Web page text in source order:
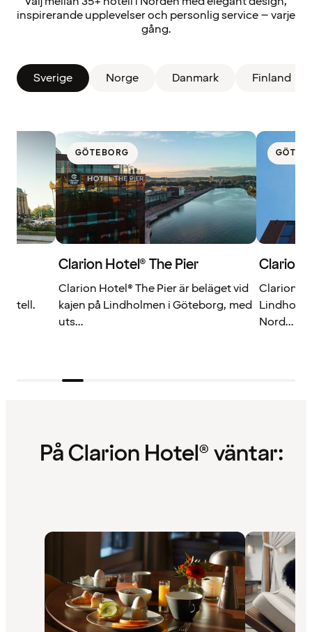
inspirerande upplevelser och personlig service – varje
gång.
Sverige Norge Danmark Finland
hotell.
GÖTEBORG
Clarion Hotel® The Pier
Clarion Hotel® The Pier är beläget vid
kajen på Lindholmen i Göteborg, med
uts...
Clarion
Clarion
Nord...
På Clarion Hotel® väntar: